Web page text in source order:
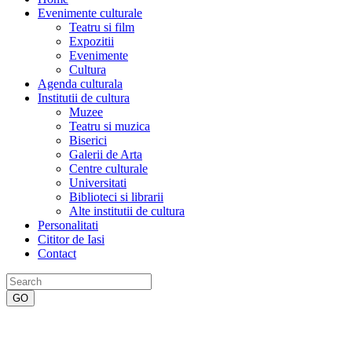
Evenimente culturale
Teatru si film
Expozitii
Evenimente
Cultura
Agenda culturala
Institutii de cultura
Muzee
Teatru si muzica
Biserici
Galerii de Arta
Centre culturale
Universitati
Biblioteci si librarii
Alte institutii de cultura
Personalitati
Cititor de Iasi
Contact